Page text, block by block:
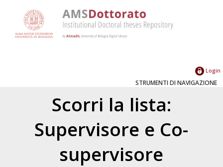
Login
STRUMENTI DI NAVIGAZIONE
Scorri la lista:
Supervisore e Co-
supervisore